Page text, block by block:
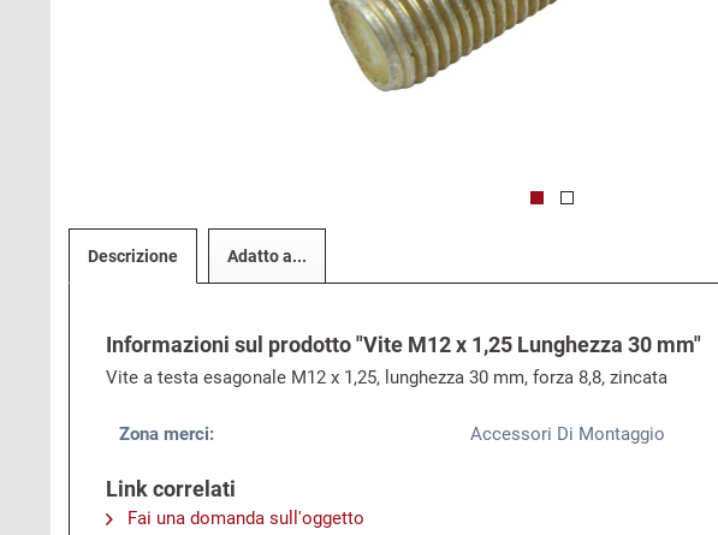
Descrizione Adatto a...
Informazioni sul prodotto "Vite M12 x 1,25 Lunghezza 30 mm"
Vite a testa esagonale M12 x 1,25, lunghezza 30 mm, forza 8,8, zincata
Zona merci: Accessori Di Montaggio
Link correlati
Fai una domanda sull'oggetto